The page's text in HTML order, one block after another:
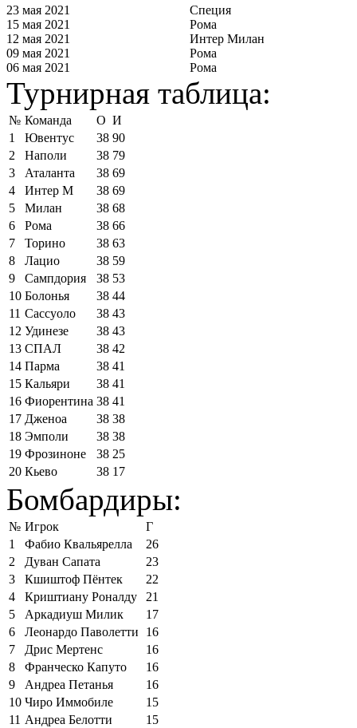
23 мая 2021
Специя
15 мая 2021
Рома
12 мая 2021
Интер Милан
09 мая 2021
Рома
06 мая 2021
Рома
Турнирная таблица:
№ Команда О И
1
Ювентус 38 90
2
Наполи 38 79
3
Аталанта 38 69
4
Интер М 38 69
5
Милан 38 68
6
Рома 38 66
7
Торино 38 63
8
Лацио 38 59
9
Сампдория 38 53
10 Болонья 38 44
11 Сассуоло 38 43
12 Удинезе 38 43
13 СПАЛ 38 42
14 Парма 38 41
15 Кальяри 38 41
16 Фиорентина 38 41
17 Дженоа 38 38
18 Эмполи 38 38
19 Фрозиноне 38 25
20 Кьево 38 17
Бомбардиры:
№ Игрок
Г
1
Фабио Квальярелла
26
2
Дуван Сапата
23
3
Кшиштоф Пёнтек
22
4
Криштиану Роналду
21
5
Аркадиуш Милик
17
6
Леонардо Паволетти
16
7
Дрис Мертенс
16
8
Франческо Капуто
16
9
Андреа Петанья
16
10 Чиро Иммобиле
15
11 Андреа Белотти
15